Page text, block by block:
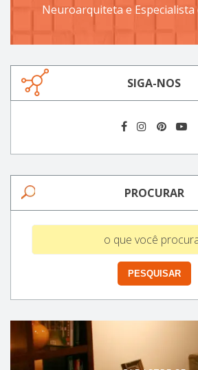
Neuroarquiteta e Especialista
SIGA-NOS
PROCURAR